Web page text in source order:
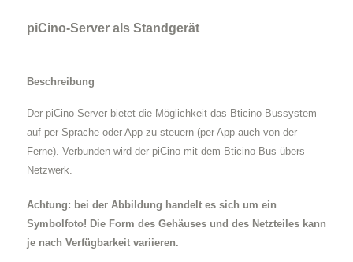
piCino-Server als Standgerät
Beschreibung
Der piCino-Server bietet die Möglichkeit das Bticino-Bussystem
auf per Sprache oder App zu steuern (per App auch von der
Ferne). Verbunden wird der piCino mit dem Bticino-Bus übers
Netzwerk.
Achtung: bei der Abbildung handelt es sich um ein
Symbolfoto! Die Form des Gehäuses und des Netzteiles kann
je nach Verfügbarkeit variieren.